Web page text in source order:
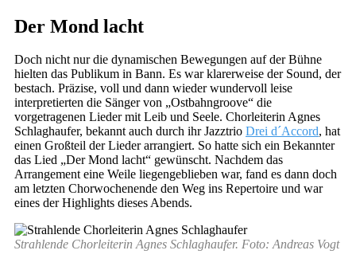
Der Mond lacht
Doch nicht nur die dynamischen Bewegungen auf der Bühne
hielten das Publikum in Bann. Es war klarerweise der Sound, der
bestach. Präzise, voll und dann wieder wundervoll leise
interpretierten die Sänger von „Ostbahngroove“ die
vorgetragenen Lieder mit Leib und Seele. Chorleiterin Agnes
Schlaghaufer, bekannt auch durch ihr Jazztrio Drei d´Accord, hat
einen Großteil der Lieder arrangiert. So hatte sich ein Bekannter
das Lied „Der Mond lacht“ gewünscht. Nachdem das
Arrangement eine Weile liegengeblieben war, fand es dann doch
am letzten Chorwochenende den Weg ins Repertoire und war
eines der Highlights dieses Abends.
Strahlende Chorleiterin Agnes Schlaghaufer. Foto: Andreas Vogt